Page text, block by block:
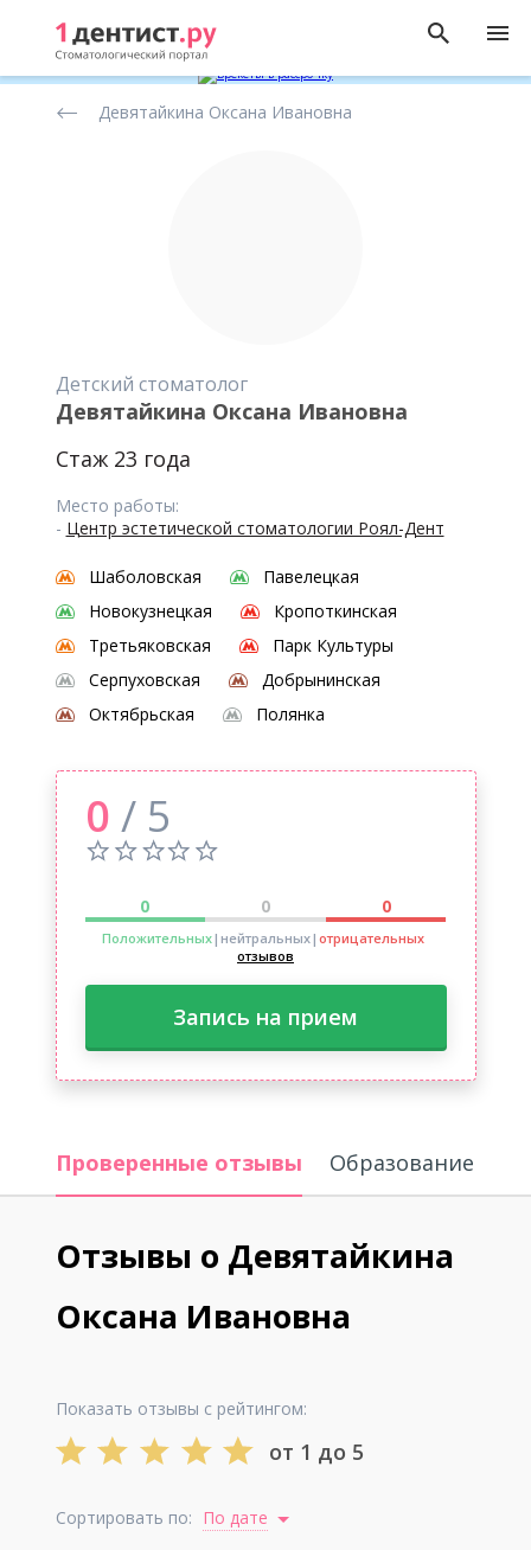
стоматологов
Девятайкина Оксана Ивановна
Детский стоматолог
Девятайкина Оксана Ивановна
Стаж 23 года
Место работы:
- Центр эстетической стоматологии Роял-Дент
Шаболовская
Павелецкая
Новокузнецкая
Кропоткинская
Третьяковская
Парк Культуры
Серпуховская
Добрынинская
Октябрьская
Полянка
0 / 5
0 0 0
Положительных|нейтральных| отрицательных
отзывов
Запись на прием
Проверенные отзывы Образование
Отзывы о Девятайкина
Оксана Ивановна
Показать отзывы с рейтингом:
от 1 до 5
Сортировать по: По дате